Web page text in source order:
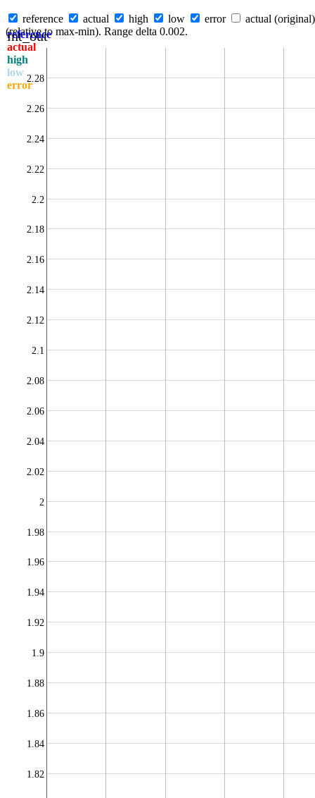
int_out
reference
actual
high
low
error
1.82
1.84
1.86
1.88
1.9
1.92
1.94
1.96
1.98
2
2.02
2.04
2.06
2.08
2.1
2.12
2.14
2.16
2.18
2.2
2.22
2.24
2.26
2.28
reference actual high low error
actual (original)
(relative to max-min). Range delta 0.002.